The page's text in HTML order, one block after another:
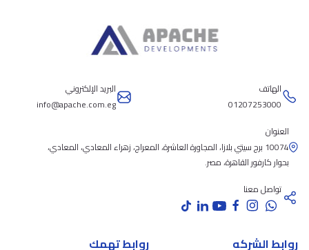
الهاتف
01207253000
البريد الإلكتروني
info@apache.com.eg
العنوان
10074 برج سيتي بلازا، المجاورة العاشرة، المعراج، زهراء المعادي، المعادي،
بحوار كارفور القاهرة، مصر.
تواصل معنا
روابط الشركه روابط تهمك